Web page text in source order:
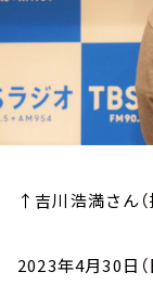
↑吉川浩満さん（
2023年4月30日